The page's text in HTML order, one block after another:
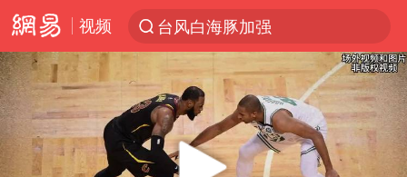
视频
台风白海豚加强
“电影+”如何激发千亿级消费新活力？
福建泉州市委书记张毅恭被查
我国货物贸易进出口超30万亿元
曝韩国足协为外籍裁判员安排色情招待